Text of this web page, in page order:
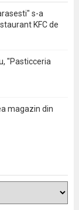
s-a
KFC de
"Pasticceria
magazin din